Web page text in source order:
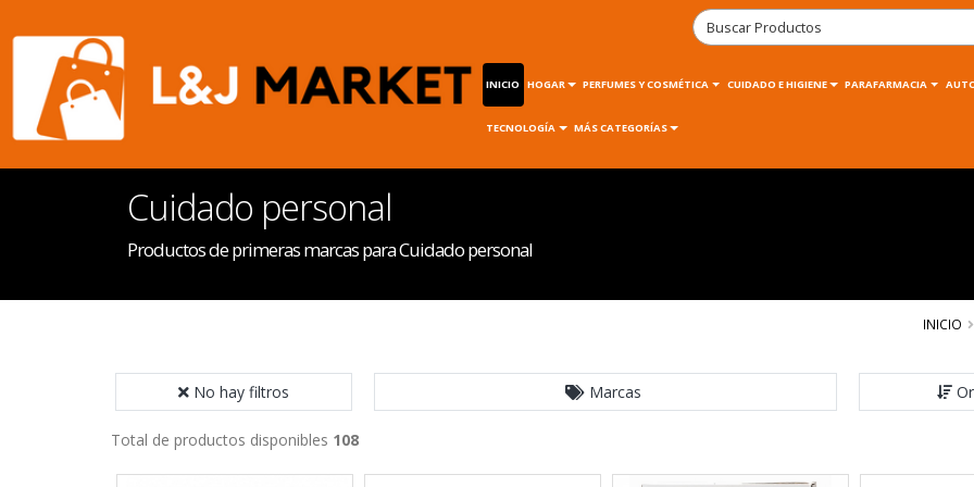
INICIO HOGAR PERFUMES Y COSMÉTICA CUIDADO E HIGIENE PARAFARMACIA
TECNOLOGÍA MÁS CATEGORÍAS
Cuidado personal
Productos de primeras marcas para Cuidado personal
INICIO
No hay filtros Marcas
Total de productos disponibles 108